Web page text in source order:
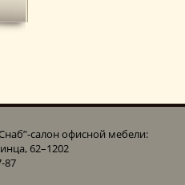
cалон офисной мебели:
62–1202
87